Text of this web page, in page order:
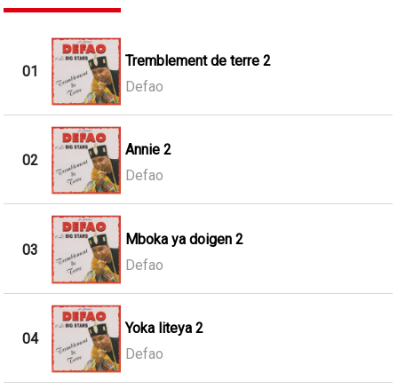
01
Tremblement de terre 2
Defao
02
Annie 2
Defao
03
Mboka ya doigen 2
Defao
04
Yoka liteya 2
Defao